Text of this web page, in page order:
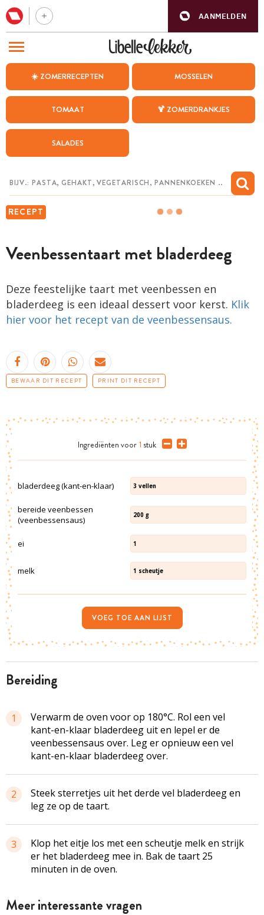
AANMELDEN
☀️ ZOMERRECEPTEN MOSSELEN
TOMAAT 🍹 ZOMERDRANKJES
SALADES
RECEPT
Veenbessentaart met bladerdeeg
Deze feestelijke taart met veenbessen en
bladerdeeg is een ideaal dessert voor kerst. Klik
hier voor het recept van de veenbessensaus.
BEWAAR DIT RECEPT PRINT DIT RECEPT
bereiding
1
Verwarm de oven voor op 180°C. Rol een vel
kant-en-klaar bladerdeeg uit en lepel er de
veenbessensaus over. Leg er opnieuw een vel
kant-en-klaar bladerdeeg over.
2
Steek sterretjes uit het derde vel bladerdeeg en
leg ze op de taart.
3
Klop het eitje los met een scheutje melk en strijk
er het bladerdeeg mee in. Bak de taart 25
minuten in de oven.
Meer interessante vragen
Ingrediënten voor 1 stuk
bladerdeeg (kant-en-klaar) 3 vellen
bereide veenbessen
(veenbessensaus)
200 g
ei 1
melk 1 scheutje
VOEG TOE AAN LIJST
BEZOEK ONZE ANDERE WEBSITES
WEEKMENU
CHAT MET MAIA
MIJN BEWAARDE RECEPTEN